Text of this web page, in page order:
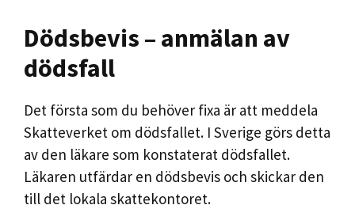
Dödsbevis – anmälan av
dödsfall
Det första som du behöver fixa är att meddela
Skatteverket om dödsfallet. I Sverige görs detta
av den läkare som konstaterat dödsfallet.
Läkaren utfärdar en dödsbevis och skickar den
till det lokala skattekontoret.